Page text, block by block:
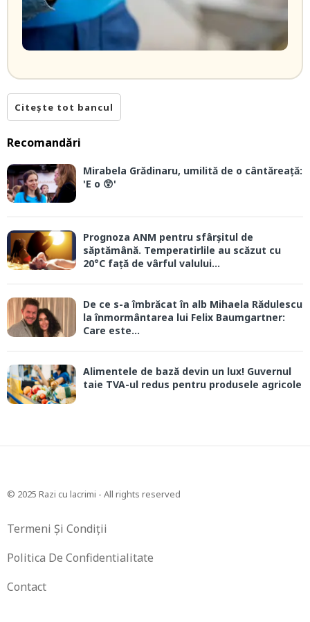
Citește tot bancul
Recomandări
Mirabela Grădinaru, umilită de o cântăreață:
'E o 😲'
Prognoza ANM pentru sfârșitul de
săptămână. Temperatirlile au scăzut cu
20°C față de vârful valului...
De ce s-a îmbrăcat în alb Mihaela Rădulescu
la înmormântarea lui Felix Baumgartner:
Care este...
Alimentele de bază devin un lux! Guvernul
taie TVA-ul redus pentru produsele agricole
© 2025 Razi cu lacrimi - All rights reserved
Termeni Și Condiții
Politica De Confidentialitate
Contact